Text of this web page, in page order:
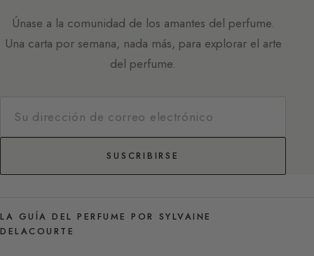
Únase a la comunidad de los amantes del perfume.
Una carta por semana, nada más, para explorar el arte
del perfume.
SUSCRIBIRSE
LA GUÍA DEL PERFUME POR SYLVAINE
DELACOURTE